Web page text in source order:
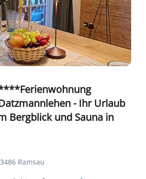
- Ihr Urlaub
Bergblick und Sauna in
Ramsau